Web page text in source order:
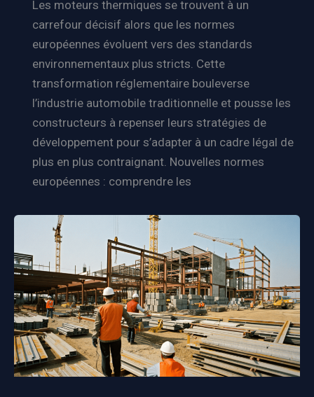
Les moteurs thermiques se trouvent à un
carrefour décisif alors que les normes
européennes évoluent vers des standards
environnementaux plus stricts. Cette
transformation réglementaire bouleverse
l’industrie automobile traditionnelle et pousse les
constructeurs à repenser leurs stratégies de
développement pour s’adapter à un cadre légal de
plus en plus contraignant. Nouvelles normes
européennes : comprendre les